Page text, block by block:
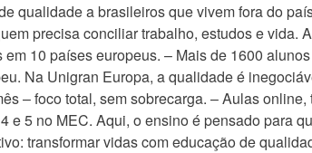
qualidade a brasileiros que vivem fora do
precisa conciliar trabalho, estudos e vida.
10 países europeus. – Mais de 1600
Na Unigran Europa, a qualidade é
– foco total, sem sobrecarga. – Aulas
5 no MEC. Aqui, o ensino é pensado para
transformar vidas com educação de